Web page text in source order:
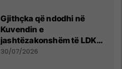
Gjithçka që ndodhi në
Kuvendin e
jashtëzakonshëm të LDK-
së
30/07/2026